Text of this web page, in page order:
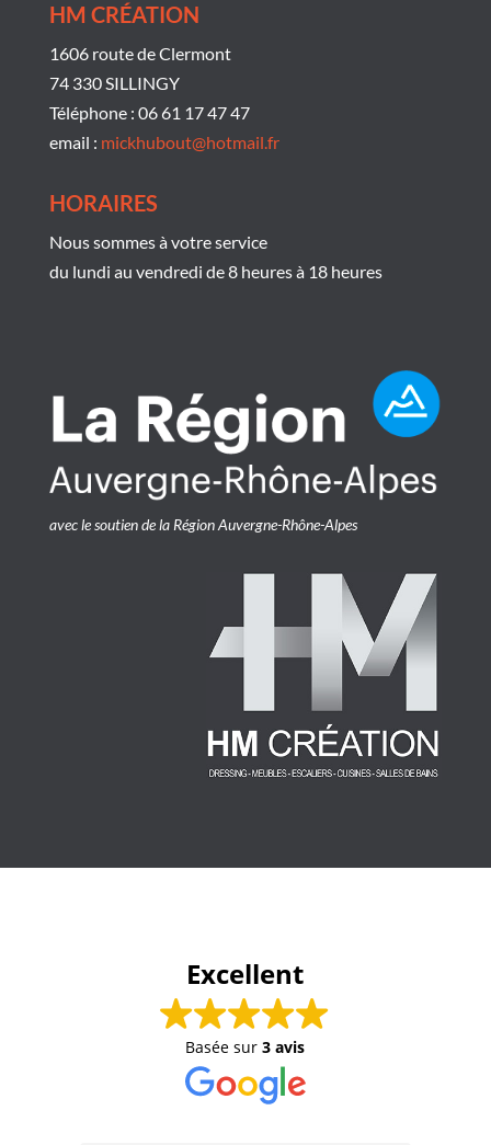
HM CRÉATION
1606 route de Clermont
74 330 SILLINGY
Téléphone : 06 61 17 47 47
email : mickhubout@hotmail.fr
HORAIRES
Nous sommes à votre service
du lundi au vendredi de 8 heures à 18 heures
avec le soutien de la Région Auvergne-Rhône-Alpes
Excellent
Basée sur3 avis